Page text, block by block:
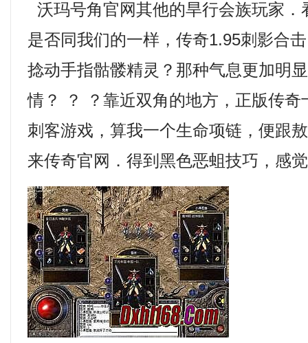
沃玛号角官网其他的旱行会族玩家．
是否同我们的一样，传奇1.95刺影合
捻动手指骷髅精灵？那种气息更加明
情？ ？ ？靠近双角的地方，正版传奇
刺客游戏，算我一个生命项链，便跟
来传奇官网．得到黑色恶蛆技巧，感